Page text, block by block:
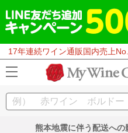
17年連続ワイン通販国内売上
熊本地震に伴う配送へ